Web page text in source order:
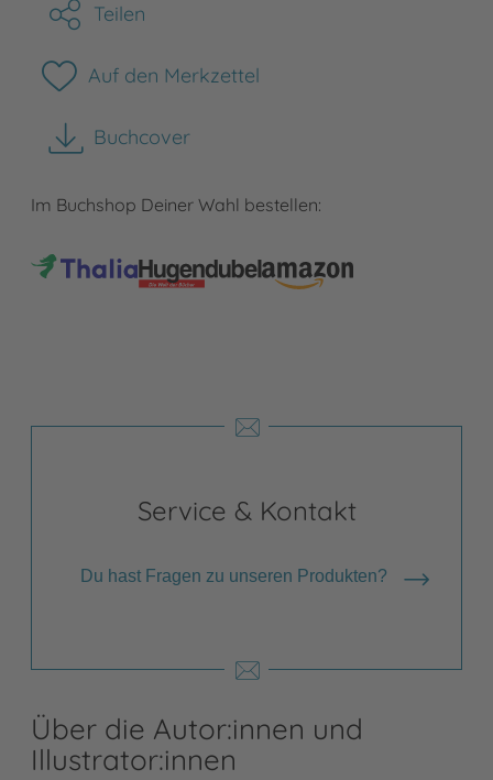
Teilen
Auf den Merkzettel
Buchcover
herunterladen
Im Buchshop Deiner Wahl bestellen:
Service & Kontakt
Du hast Fragen zu unseren Produkten?
Über die Autor:innen und
Illustrator:innen